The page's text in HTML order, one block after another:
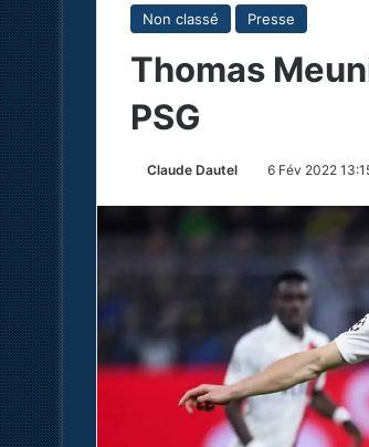
Non classé Presse
Thomas
PSG
Claude Dautel 6 Fév 2022